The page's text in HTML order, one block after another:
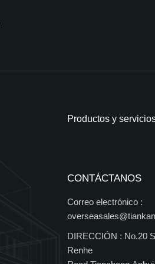
Productos y
CONTÁCTANOS
Correo electrónico :
DIRECCIÓN : No.20
Renhe